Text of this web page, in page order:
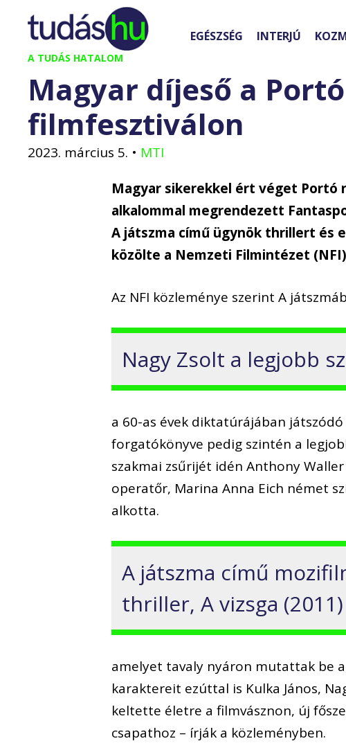
Kilépés
tartalomba
A TUDÁS HATALOM
EGÉSZSÉG INTERJÚ
Magyar díjeső a
filmfesztiválon
2023. március 5. • MTI
Magyar sikerekkel ért véget Portó
alkalommal megrendezett
A játszma című ügynök thrillert és
közölte a Nemzeti Filmintézet
Az NFI közleménye szerint A
Nagy Zsolt a legjobb
a 60-as évek diktatúrájában
forgatókönyve pedig szintén a
szakmai zsűrijét idén Anthony
operatőr, Marina Anna Eich német
alkotta.
A játszma című
thriller, A vizsga
amelyet tavaly nyáron mutattak be
karaktereit ezúttal is Kulka János,
keltette életre a filmvásznon, új
csapathoz – írják a közleményben.